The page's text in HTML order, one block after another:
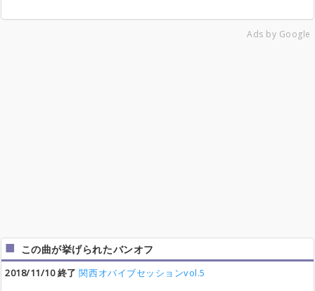
Ads by Google
この曲が挙げられたバンオフ
2018/11/10 終了 関西オバイブセッションvol.5